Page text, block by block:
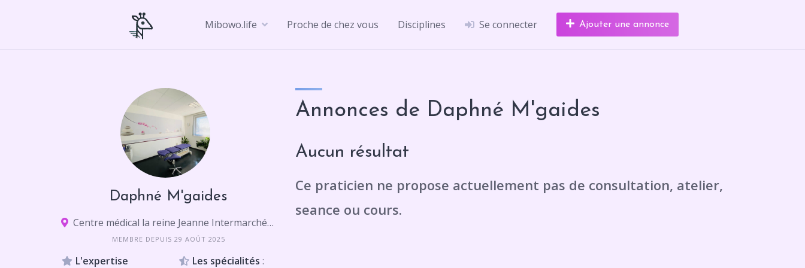
Mibowo.life Proche de chez vous Disciplines Se connecter Ajouter une annonce
Daphné M'gaides
Centre médical la reine Jeanne Intermarché, Bd de la Reine Jeanne, 13300 Salon-de-Provence
MEMBRE DEPUIS 29 AOÛT 2025
L'expertise Les spécialités :
Annonces de Daphné M'gaides
Aucun résultat